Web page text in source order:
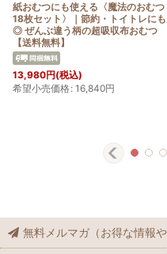
紙おむつにも使える〈魔法のおむつ
18枚セット〉｜節約・トイトレにも
◎ ぜんぶ違う柄の超吸収布おむつ
【送料無料】
13,980円(税込)
希望小売価格: 16,840円
無料メルマガ（お得な情報